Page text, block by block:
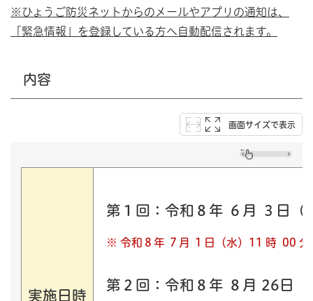
※ひょうご防災ネットからのメールやアプリの通知は、
「緊急情報」を登録している方へ自動配信されます。
内容
画面サイズで表示
実施日時
第１回： 令和８年 ６月 ３日（
※ 令和８年 ７月 １日（水）11 時 00 分
第２回： 令和８年 ８月 26日